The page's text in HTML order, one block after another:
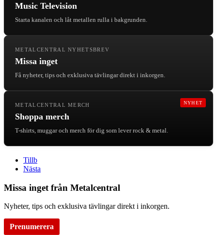
Music Television
Starta kanalen och låt metallen rulla i bakgrunden.
METALCENTRAL NYHETSBREV
Missa inget
Få nyheter, tips och exklusiva tävlingar direkt i inkorgen.
NYHET
METALCENTRAL MERCH
Shoppa merch
T-shirts, muggar och merch för dig som lever rock & metal.
Tillb
Nästa
Missa inget från Metalcentral
Nyheter, tips och exklusiva tävlingar direkt i inkorgen.
Prenumerera